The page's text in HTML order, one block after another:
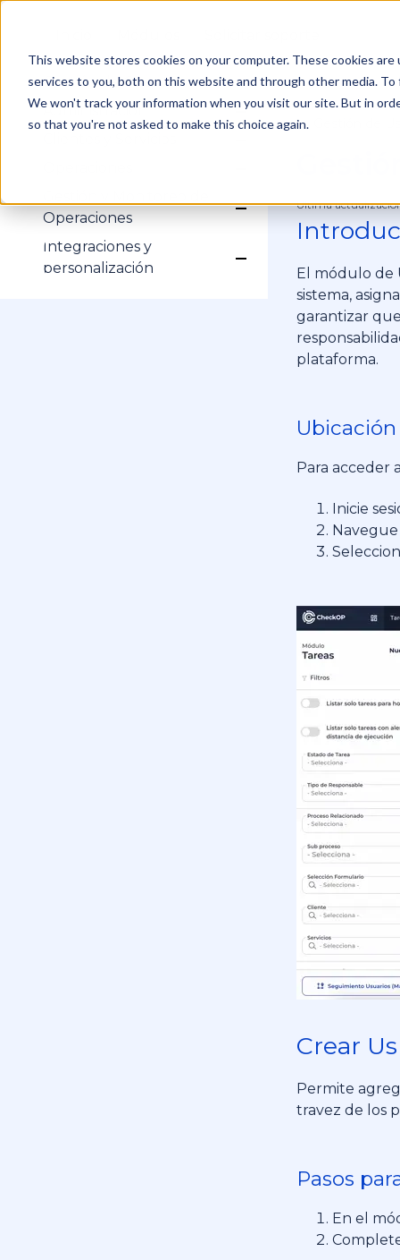
This website stores cookies on your computer. These cookies
services to you, both on this website and through other media.
We won't track your information when you visit our site. But in
so that you're not asked to make this choice again.
Gestión de Cuenta Show submenu for
Inicio de sesión
Mi Cuenta
Administración Show submenu for
Configuración
Campos Dinámicos
Procesos
Subprocesos
Formularios
Operaciones
Show submenu for
Tareas Operativas
Agenda
Rastreo GPS
Integraciones y
personalización
Show submenu for
Última
El módulo de
sistema,
garantizar
plataforma.
Para acceder
Inicie
Crear
Permite
travez de los
Pasos
En el